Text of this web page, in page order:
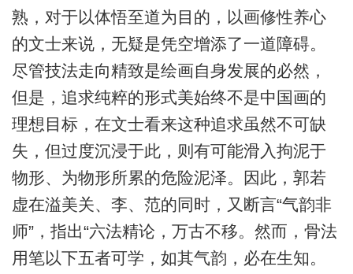
熟，对于以体悟至道为目的，以画修性养心
的文士来说，无疑是凭空增添了一道障碍。
尽管技法走向精致是绘画自身发展的必然，
但是，追求纯粹的形式美始终不是中国画的
理想目标，在文士看来这种追求虽然不可缺
失，但过度沉浸于此，则有可能滑入拘泥于
物形、为物形所累的危险泥泽。因此，郭若
虚在溢美关、李、范的同时，又断言“气韵非
师”，指出“六法精论，万古不移。然而，骨法
用笔以下五者可学，如其气韵，必在生知。